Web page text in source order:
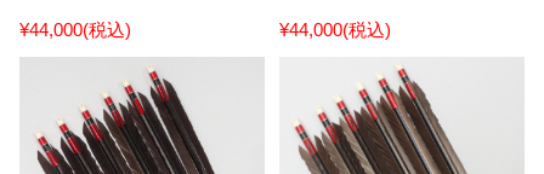
¥44,000(税込) ¥44,000(税込)